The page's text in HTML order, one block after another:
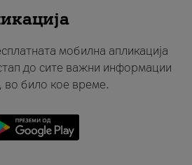
мобилна апликација
до сите важни информации
во било кое време.